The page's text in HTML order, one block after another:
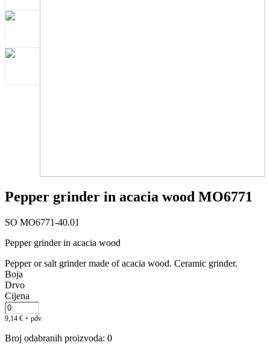
Pepper grinder in acacia wood MO6771
SO MO6771-40.01
Pepper grinder in acacia wood
Pepper or salt grinder made of acacia wood. Ceramic grinder.
Boja
Drvo
Cijena
9,14 € + pdv
Broj odabranih proizvoda: 0